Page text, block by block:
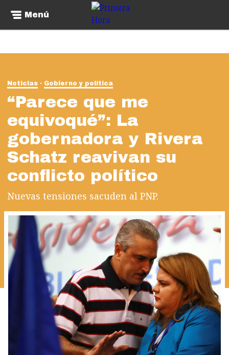
Menú
Noticias Gobierno y política
“Parece que me
equivoqué”: La
gobernadora y Rivera
Schatz reavivan su
conflicto político
Nuevas tensiones sacuden al PNP.